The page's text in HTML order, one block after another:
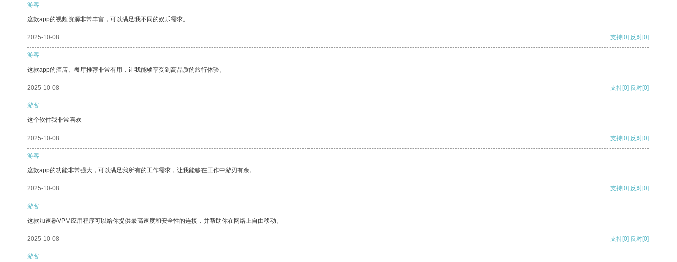
游客
这款app的视频资源非常丰富，可以满足我不同的娱乐需求。
2025-10-08 支持[0] 反对[0]
游客
这款app的酒店、餐厅推荐非常有用，让我能够享受到高品质的旅行体验。
2025-10-08 支持[0] 反对[0]
游客
这个软件我非常喜欢
2025-10-08 支持[0] 反对[0]
游客
这款app的功能非常强大，可以满足我所有的工作需求，让我能够在工作中游刃有余。
2025-10-08 支持[0] 反对[0]
游客
这款加速器VPM应用程序可以给你提供最高速度和安全性的连接，并帮助你在网络上自由移动。
2025-10-08 支持[0] 反对[0]
游客